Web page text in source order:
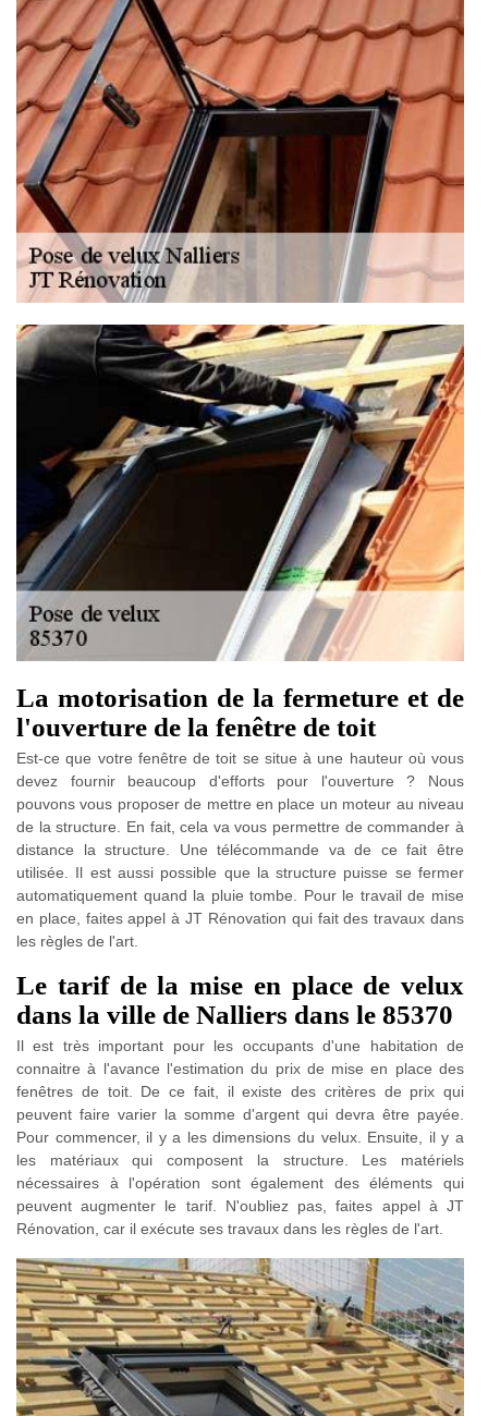
La motorisation de la fermeture et de
l'ouverture de la fenêtre de toit
Est-ce que votre fenêtre de toit se situe à une hauteur où vous
devez fournir beaucoup d'efforts pour l'ouverture ? Nous
pouvons vous proposer de mettre en place un moteur au niveau
de la structure. En fait, cela va vous permettre de commander à
distance la structure. Une télécommande va de ce fait être
utilisée. Il est aussi possible que la structure puisse se fermer
automatiquement quand la pluie tombe. Pour le travail de mise
en place, faites appel à JT Rénovation qui fait des travaux dans
les règles de l'art.
Le tarif de la mise en place de velux
dans la ville de Nalliers dans le 85370
Il est très important pour les occupants d'une habitation de
connaitre à l'avance l'estimation du prix de mise en place des
fenêtres de toit. De ce fait, il existe des critères de prix qui
peuvent faire varier la somme d'argent qui devra être payée.
Pour commencer, il y a les dimensions du velux. Ensuite, il y a
les matériaux qui composent la structure. Les matériels
nécessaires à l'opération sont également des éléments qui
peuvent augmenter le tarif. N'oubliez pas, faites appel à JT
Rénovation, car il exécute ses travaux dans les règles de l'art.